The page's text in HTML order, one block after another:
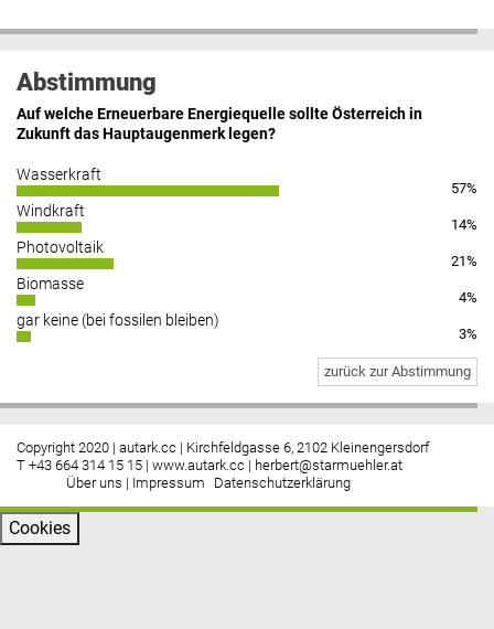
Abstimmung
Auf welche Erneuerbare Energiequelle sollte Österreich in
Zukunft das Hauptaugenmerk legen?
Wasserkraft
57%
Windkraft
14%
Photovoltaik
21%
Biomasse
4%
gar keine (bei fossilen bleiben)
3%
zurück zur Abstimmung
Copyright 2020 | autark.cc | Kirchfeldgasse 6, 2102 Kleinengersdorf
T +43 664 314 15 15 | www.autark.cc | herbert@starmuehler.at
Über uns | Impressum Datenschutzerklärung
Cookies